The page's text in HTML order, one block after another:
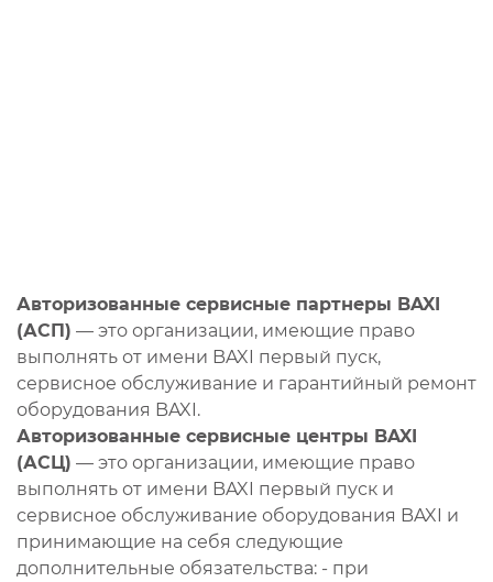
Авторизованные сервисные партнеры BAXI
(АСП) — это организации, имеющие право
выполнять от имени BAXI первый пуск,
сервисное обслуживание и гарантийный ремонт
оборудования BAXI.
Авторизованные сервисные центры BAXI
(АСЦ) — это организации, имеющие право
выполнять от имени BAXI первый пуск и
сервисное обслуживание оборудования BAXI и
принимающие на себя следующие
дополнительные обязательства: - при